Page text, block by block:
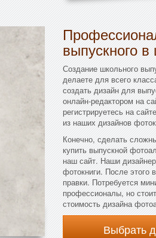
выпускного
Создание школьного
делаете для всего
создать дизайн для
онлайн-редактором на
регистрируетесь на
из наших дизайнов
Конечно, сделать
купить выпускной
наш сайт. Наши
фотокниги. После этого
правки. Потребуется
профессионалы, но
стоимость дизайна
Выбрать